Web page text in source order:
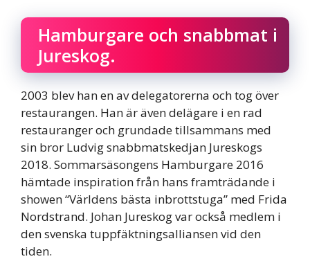
Hamburgare och snabbmat i
Jureskog.
2003 blev han en av delegatorerna och tog över
restaurangen. Han är även delägare i en rad
restauranger och grundade tillsammans med
sin bror Ludvig snabbmatskedjan Jureskogs
2018. Sommarsäsongens Hamburgare 2016
hämtade inspiration från hans framträdande i
showen “Världens bästa inbrottstuga” med Frida
Nordstrand. Johan Jureskog var också medlem i
den svenska tuppfäktningsalliansen vid den
tiden.